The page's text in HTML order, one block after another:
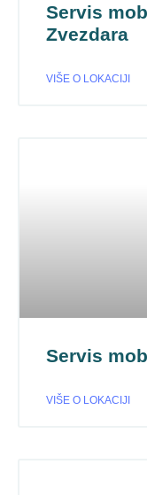
Servis
Zvezdara
VIŠE O LOKACIJI
Servis
VIŠE O LOKACIJI